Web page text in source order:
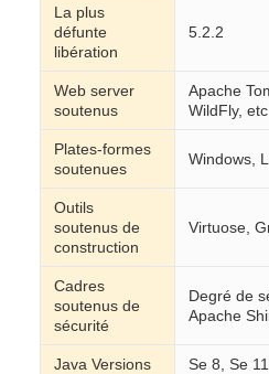
La plus
défunte
libération
5.2.2
Web server
soutenus
Apache
WildFly, etc.
Plates-formes
soutenues
Windows,
Outils
soutenus de
construction
Virtuose,
Cadres
soutenus de
sécurité
Degré de
Apache
Java Versions
Se 8, Se